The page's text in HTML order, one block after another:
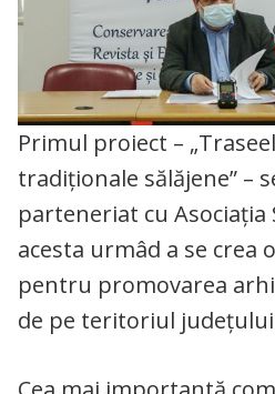
Primul proiect –
tradiționale sălăjene” –
parteneriat cu Asociația
acesta urmâd a se crea
pentru promovarea
de pe teritoriul județului